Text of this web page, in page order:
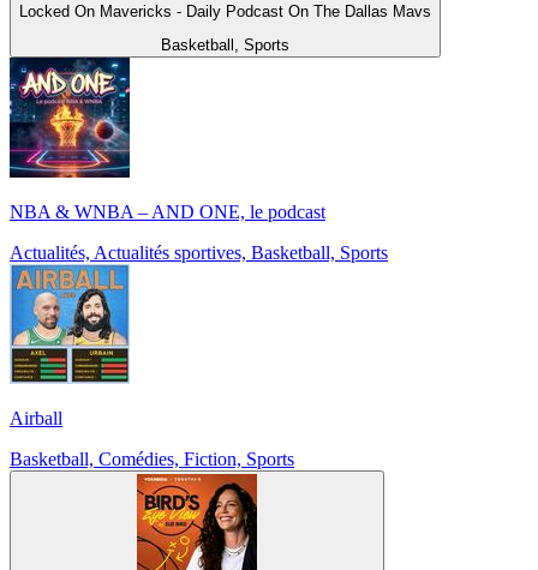
Locked On Mavericks - Daily Podcast On The Dallas Mavs
Basketball, Sports
NBA & WNBA – AND ONE, le podcast
Actualités, Actualités sportives, Basketball, Sports
Airball
Basketball, Comédies, Fiction, Sports